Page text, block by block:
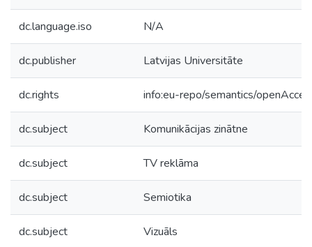
dc.language.iso N/A
dc.publisher Latvijas Universitāte
dc.rights info:eu-repo/semantics/
dc.subject Komunikācijas zinātne
dc.subject TV reklāma
dc.subject Semiotika
dc.subject Vizuāls